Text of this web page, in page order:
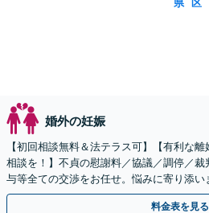
県
区
婚外の妊娠
【初回相談無料＆法テラス可】【有利な
相談を！】不貞の慰謝料／協議／調停／
与等全ての交渉をお任せ。悩みに寄り添
難しい▶︎WEB面談も可】【舟入町駅5分／
料金表を見る